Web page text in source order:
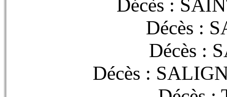
Décès :
Décès :
Décès :
Décès :